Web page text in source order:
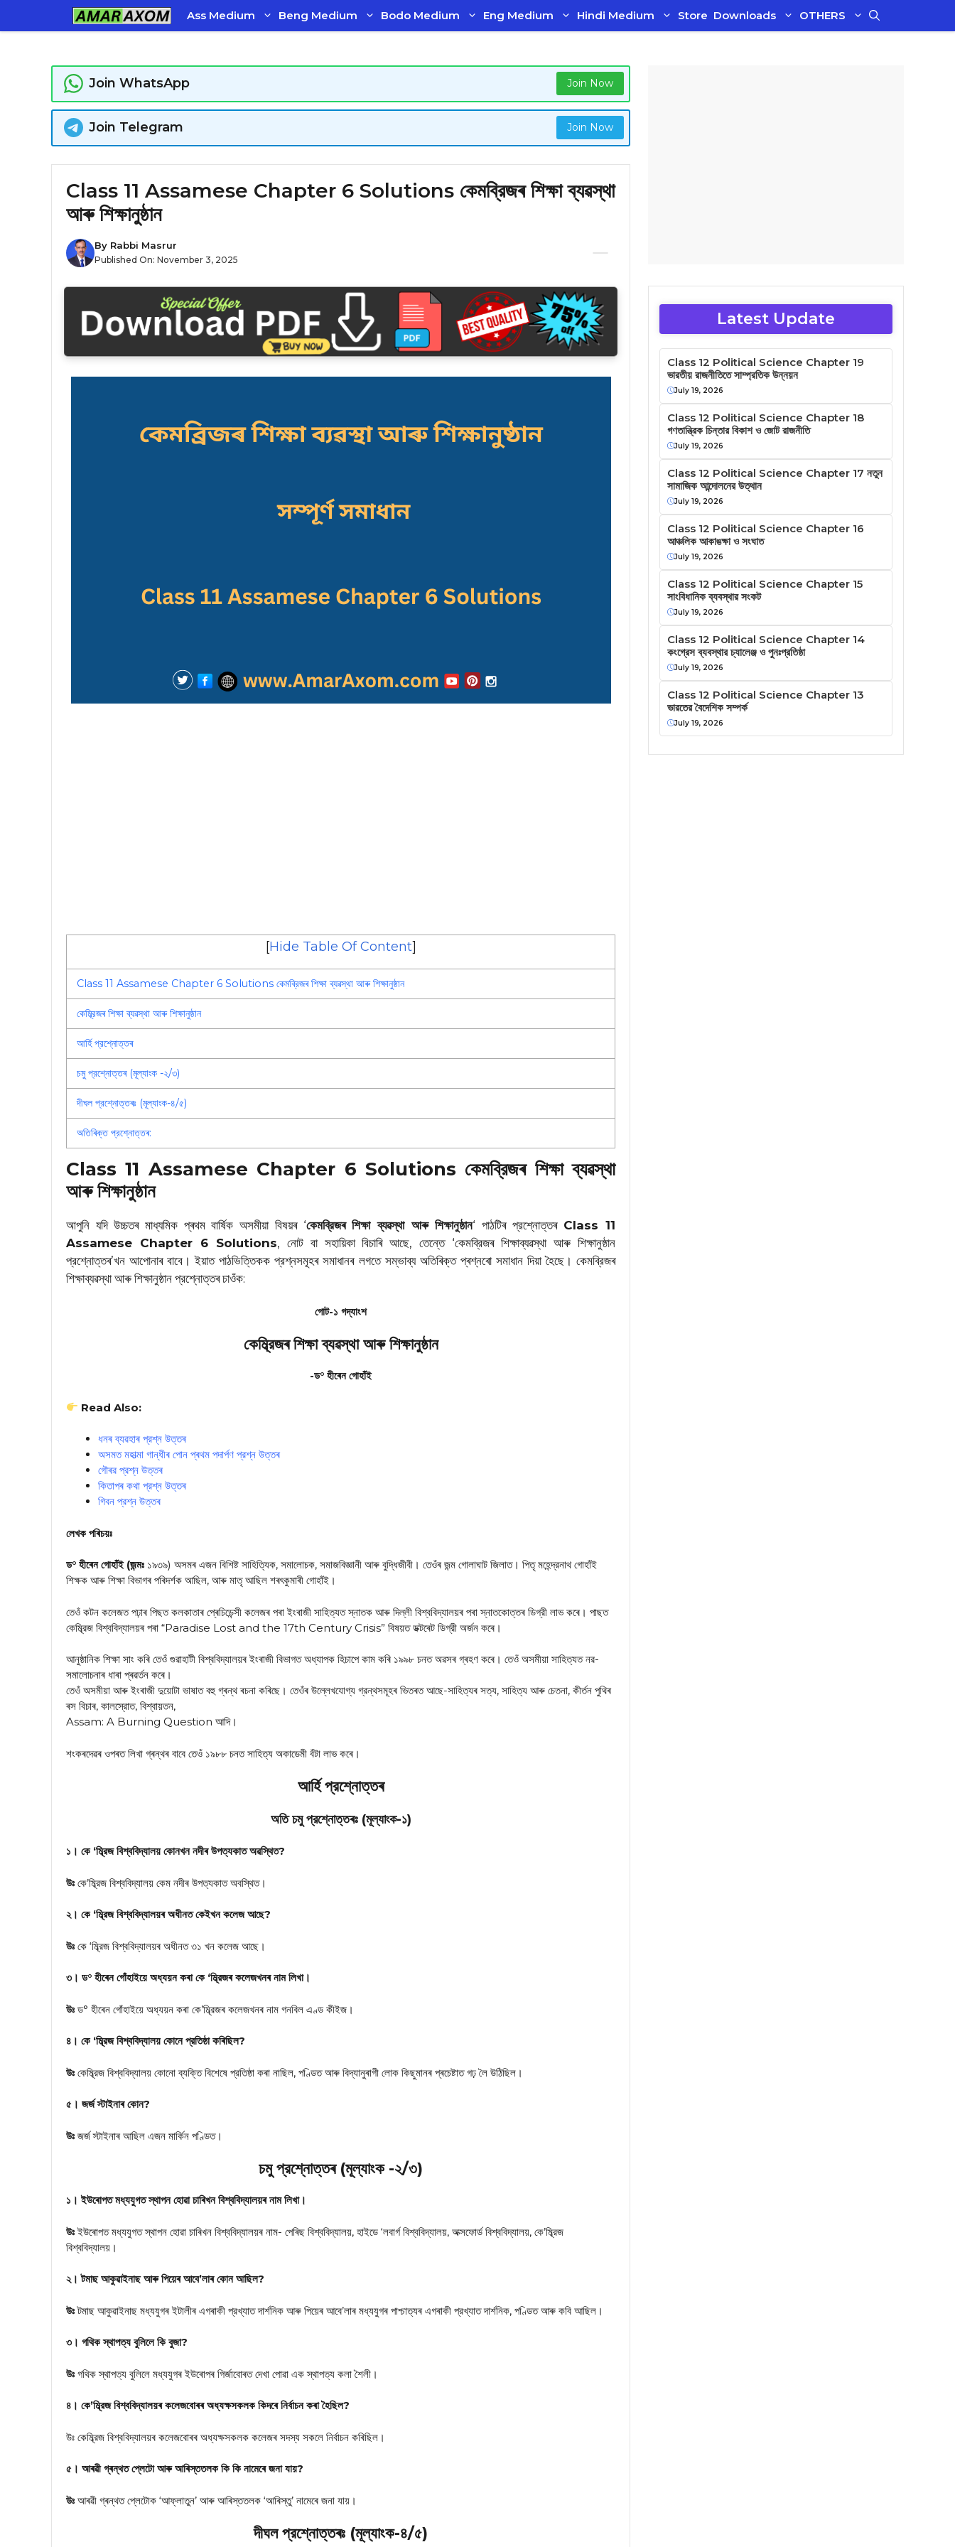
Ass Medium Beng Medium Bodo Medium Eng Medium Hindi Medium Store Downloads OTHERS
Join WhatsApp Join Now
Join Telegram Join Now
Class 11 Assamese Chapter 6 Solutions কেমব্রিজৰ শিক্ষা ব্যৱস্থা
আৰু শিক্ষানুষ্ঠান
By Rabbi Masrur
Published On: November 3, 2025
[Hide Table Of Content]
Class 11 Assamese Chapter 6 Solutions কেমব্রিজৰ শিক্ষা ব্যৱস্থা আৰু শিক্ষানুষ্ঠান
কেম্ব্রিজৰ শিক্ষা ব্যৱস্থা আৰু শিক্ষানুষ্ঠান
আৰ্হি প্রশ্নোত্তৰ
চমু প্রশ্নোত্তৰ (মূল্যাংক -২/৩)
দীঘল প্রশ্নোত্তৰঃ (মূল্যাংক-৪/৫)
অতিৰিক্ত প্রশ্নোত্তৰ:
Class 11 Assamese Chapter 6 Solutions কেমব্রিজৰ শিক্ষা ব্যৱস্থা
আৰু শিক্ষানুষ্ঠান
আপুনি যদি উচ্চতৰ মাধ্যমিক প্ৰথম বাৰ্ষিক অসমীয়া বিষয়ৰ ‘কেমব্রিজৰ শিক্ষা ব্যৱস্থা আৰু শিক্ষানুষ্ঠান‘ পাঠটিৰ প্রশ্নোত্তৰClass 11
Assamese Chapter 6 Solutions, নোট বা সহায়িকা বিচাৰি আছে, তেন্তে ‘কেমব্রিজৰ শিক্ষাব্যৱস্থা আৰু শিক্ষানুষ্ঠান
প্রশ্নোত্তৰ’খন আপোনাৰ বাবে। ইয়াত পাঠভিত্তিকক প্রশ্নসমূহৰ সমাধানৰ লগতে সম্ভাব্য অতিৰিক্ত প্ৰশ্নৰো সমাধান দিয়া হৈছে। কেমব্রিজৰ
শিক্ষাব্যৱস্থা আৰু শিক্ষানুষ্ঠান প্রশ্নোত্তৰ চাওঁক:
গোট-১ গদ্যাংশ
কেম্ব্রিজৰ শিক্ষা ব্যৱস্থা আৰু শিক্ষানুষ্ঠান
-ড° হীৰেন গোহাঁই
Read Also:
ধনৰ ব্যৱহাৰ প্রশ্ন উত্তৰ
অসমত মহাত্মা গান্ধীৰ পোন প্ৰথম পদাৰ্পণ প্রশ্ন উত্তৰ
গৌৰৱ প্রশ্ন উত্তৰ
কিতাপৰ কথা প্রশ্ন উত্তৰ
গিবন প্রশ্ন উত্তৰ
লেখক পৰিচয়ঃ
ড° হীৰেন গোহাঁই (জন্মঃ ১৯৩৯) অসমৰ এজন বিশিষ্ট সাহিত্যিক, সমালোচক, সমাজবিজ্ঞানী আৰু বুদ্ধিজীবী। তেওঁৰ জন্ম গোলাঘাট জিলাত। পিতৃ মহেন্দ্রনাথ গোহাঁই
শিক্ষক আৰু শিক্ষা বিভাগৰ পৰিদৰ্শক আছিল, আৰু মাতৃ আছিল শৰৎকুমাৰী গোহাঁই।
তেওঁ কটন কলেজত পঢ়াৰ পিছত কলকাতাৰ প্ৰেচিডেন্সী কলেজৰ পৰা ইংৰাজী সাহিত্যত স্নাতক আৰু দিল্লী বিশ্ববিদ্যালয়ৰ পৰা স্নাতকোত্তৰ ডিগ্রী লাভ কৰে। পাছত
কেম্ব্রিজ বিশ্ববিদ্যালয়ৰ পৰা “Paradise Lost and the 17th Century Crisis” বিষয়ত ডক্টৰেট ডিগ্রী অর্জন কৰে।
আনুষ্ঠানিক শিক্ষা সাং কৰি তেওঁ গুৱাহাটী বিশ্ববিদ্যালয়ৰ ইংৰাজী বিভাগত অধ্যাপক হিচাপে কাম কৰি ১৯৯৮ চনত অৱসৰ গ্ৰহণ কৰে। তেওঁ অসমীয়া সাহিত্যত নৱ-
সমালোচনাৰ ধাৰা প্ৰৱৰ্তন কৰে।
তেওঁ অসমীয়া আৰু ইংৰাজী দুয়োটা ভাষাত বহু গ্ৰন্থ ৰচনা কৰিছে। তেওঁৰ উল্লেখযোগ্য গ্রন্থসমূহৰ ভিতৰত আছে-সাহিত্যৰ সত্য, সাহিত্য আৰু চেতনা, কীৰ্তন পুথিৰ
ৰস বিচাৰ, কালস্রোত, বিশ্বায়তন,
Assam: A Burning Question আদি।
শংকৰদেৱৰ ওপৰত লিখা গ্ৰন্থৰ বাবে তেওঁ ১৯৮৮ চনত সাহিত্য অকাডেমী বঁটা লাভ কৰে।
আৰ্হি প্রশ্নোত্তৰ
অতি চমু প্রশ্নোত্তৰঃ (মূল্যাংক-১)
১। কে ‘ম্ব্রিজ বিশ্ববিদ্যালয় কোনখন নদীৰ উপত্যকাত অৱস্থিত?
উঃ কে’ম্ব্রিজ বিশ্ববিদ্যালয় কেম নদীৰ উপত্যকাত অবস্থিত।
২। কে ‘ম্ব্রিজ বিশ্ববিদ্যালয়ৰ অধীনত কেইখন কলেজ আছে?
উঃ কে ‘ম্ব্রিজ বিশ্ববিদ্যালয়ৰ অধীনত ৩১ খন কলেজ আছে।
৩। ড° হীৰেন গোঁহাইয়ে অধ্যয়ন কৰা কে ‘ম্ব্রিজৰ কলেজখনৰ নাম লিখা।
উঃ ড° হীৰেন গোঁহাইয়ে অধ্যয়ন কৰা কে’ম্ব্রিজৰ কলেজখনৰ নাম গনবিল এণ্ড কীইজ।
৪। কে ‘ম্ব্রিজ বিশ্ববিদ্যালয় কোনে প্রতিষ্ঠা কৰিছিল?
উঃ কেম্ব্রিজ বিশ্ববিদ্যালয় কোনো ব্যক্তি বিশেষে প্রতিষ্ঠা কৰা নাছিল, পণ্ডিত আৰু বিদ্যানুৰাগী লোক কিছুমানৰ প্ৰচেষ্টাত গঢ় লৈ উঠিছিল।
৫। জর্জ স্টাইনাৰ কোন?
উঃ জর্জ স্টাইনাৰ আছিল এজন মার্কিন পণ্ডিত।
চমু প্রশ্নোত্তৰ (মূল্যাংক -২/৩)
১। ইউৰোপত মধ্যযুগত স্থাপন হোৱা চাৰিখন বিশ্ববিদ্যালয়ৰ নাম লিখা।
উঃইউৰোপত মধ্যযুগত স্থাপন হোৱা চাৰিখন বিশ্ববিদ্যালয়ৰ নাম- পেৰিছ বিশ্ববিদ্যালয়, হাইডে ‘লবার্গ বিশ্ববিদ্যালয়, অক্সফোর্ড বিশ্ববিদ্যালয়, কে’ম্ব্রিজ
বিশ্ববিদ্যালয়।
২। টমাছ আকুৱাইনাছ আৰু পিয়েৰ আবে’লাৰ কোন আছিল?
উঃটমাছ আকুৱাইনাছ মধ্যযুগৰ ইটালীৰ এগৰাকী প্রখ্যাত দার্শনিক আৰু পিয়েৰ আবে’লাৰ মধ্যযুগৰ পাশ্চাত্যৰ এগৰাকী প্রখ্যাত দার্শনিক, পণ্ডিত আৰু কবি আছিল।
৩। গথিক স্থাপত্য বুলিলে কি বুজা?
উঃ গথিক স্থাপত্য বুলিলে মধ্যযুগৰ ইউৰোপৰ গির্জাবোৰত দেখা পোৱা এক স্থাপত্য কলা শৈলী।
৪। কে’ম্ব্রিজ বিশ্ববিদ্যালয়ৰ কলেজবোৰৰ অধ্যক্ষসকলক কিদৰে নিৰ্বাচন কৰা হৈছিল?
উঃ কেম্ব্রিজ বিশ্ববিদ্যালয়ৰ কলেজবোৰৰ অধ্যক্ষসকলক কলেজৰ সদস্য সকলে নির্বাচন কৰিছিল।
৫। আৰৱী গ্ৰন্থত প্লেটো আৰু আৰিস্ততলক কি কি নামেৰে জনা যায়?
উঃ আৰৱী গ্ৰন্থত প্লেটোক ‘আফ্লাতুন’ আৰু আৰিস্ততলক ‘আৰিস্তু’ নামেৰে জনা যায়।
দীঘল প্রশ্নোত্তৰঃ (মূল্যাংক-৪/৫)
Latest Update
Class 12 Political Science Chapter 19
ভারতীয় রাজনীতিতে সাম্প্রতিক উন্নয়ন
July 19, 2026
Class 12 Political Science Chapter 18
গণতান্ত্রিক চিন্তার বিকাশ ও জোট রাজনীতি
July 19, 2026
Class 12 Political Science Chapter 17 নতুন
সামাজিক আন্দোলনের উত্থান
July 19, 2026
Class 12 Political Science Chapter 16
আঞ্চলিক আকাঙক্ষা ও সংঘাত
July 19, 2026
Class 12 Political Science Chapter 15
সাংবিধানিক ব্যবস্থার সংকট
July 19, 2026
Class 12 Political Science Chapter 14
কংগ্রেস ব্যবস্থার চ্যালেঞ্জ ও পুনঃপ্রতিষ্ঠা
July 19, 2026
Class 12 Political Science Chapter 13
ভারতের বৈদেশিক সম্পর্ক
July 19, 2026